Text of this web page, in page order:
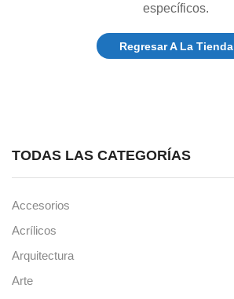
específicos.
Regresar A La Tienda
TODAS LAS CATEGORÍAS
Accesorios
Acrílicos
Arquitectura
Arte